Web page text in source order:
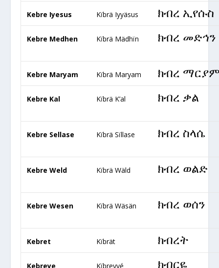
Kebre Iyesus Kïbrä Iyyäsus ክብረ ኢየሱስ
Kebre Medhen Kïbrä Mädhïn ክብረ መድኅን
Kebre Maryam Kïbrä Maryam ክብረ
Kebre Kal Kïbrä K’al ክብረ ቃል
Kebre Sellase Kïbrä Sïllase ክብረ ስላሴ
Kebre Weld Kïbrä Wäld ክብረ ወልድ
Kebre Wesen Kïbrä Wäsän ክብረ ወሰን
Kebret Kïbrät ክብረት
Kebreye Kïbreyyé ክብርዬ